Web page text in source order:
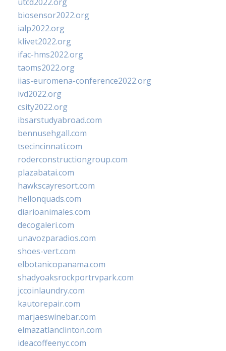
biosensor2022.org
ialp2022.org
klivet2022.org
ifac-hms2022.org
taoms2022.org
iias-euromena-conference2022.org
ivd2022.org
csity2022.org
ibsarstudyabroad.com
bennusehgall.com
tsecincinnati.com
roderconstructiongroup.com
plazabatai.com
hawkscayresort.com
hellonquads.com
diarioanimales.com
decogaleri.com
unavozparadios.com
shoes-vert.com
elbotanicopanama.com
shadyoaksrockportrvpark.com
jccoinlaundry.com
kautorepair.com
marjaeswinebar.com
elmazatlanclinton.com
ideacoffeenyc.com